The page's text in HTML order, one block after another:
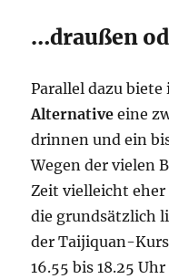
…draußen
Parallel dazu
Alternative eine
drinnen und ein
Wegen der vielen
Zeit vielleicht
die grundsätzlich
der Taijiquan-
16.55 bis 18.25